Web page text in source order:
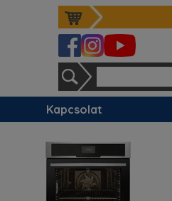
Kapcsolat